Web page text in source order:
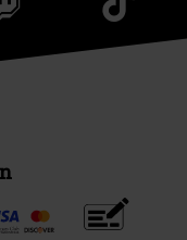
Vorkasse